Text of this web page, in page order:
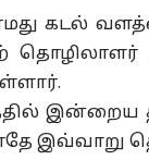
கடல்
இன்றைய
இவ்வாறு